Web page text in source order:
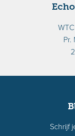
Pr.
Schrijf